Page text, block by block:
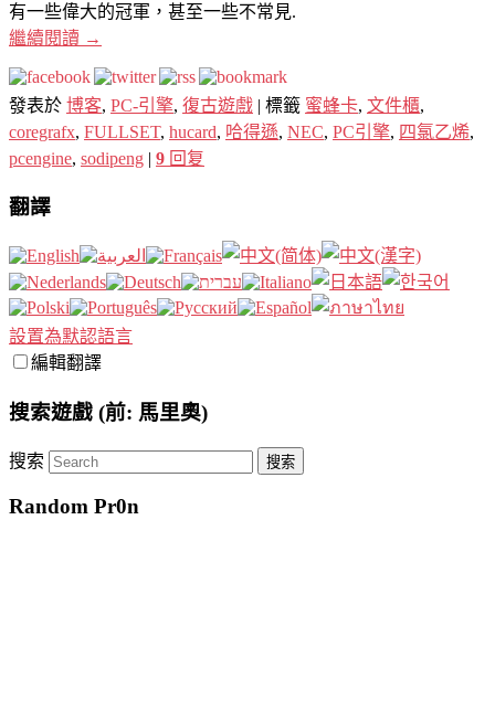
有一些偉大的冠軍，甚至一些不常見.
繼續閱讀 →
發表於 博客, PC-引擎, 復古遊戲 | 標籤 蜜蜂卡, 文件櫃,
coregrafx, FULLSET, hucard, 哈得遜, NEC, PC引擎, 四氯乙烯,
pcengine, sodipeng | 9 回复
翻譯
設置為默認語言
編輯翻譯
搜索遊戲 (前: 馬里奧)
搜索
Random Pr0n